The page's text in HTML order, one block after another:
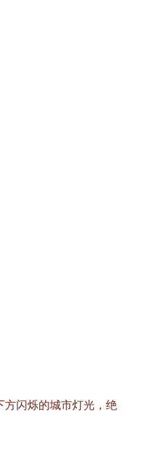
方闪烁的城市灯光，绝